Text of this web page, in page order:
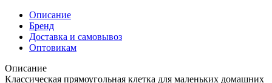
Описание
Бренд
Доставка и самовывоз
Оптовикам
Описание
Классическая прямоугольная клетка для маленьких домашних